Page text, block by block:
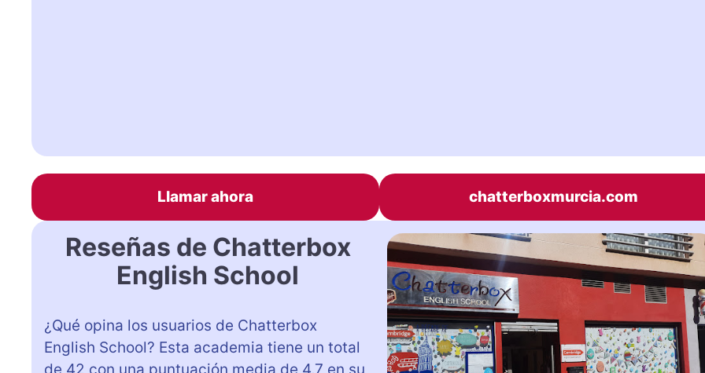
Llamar ahora chatterboxmurcia.com
Reseñas de Chatterbox
English School
¿Qué opina los usuarios de Chatterbox
English School? Esta academia tiene un total